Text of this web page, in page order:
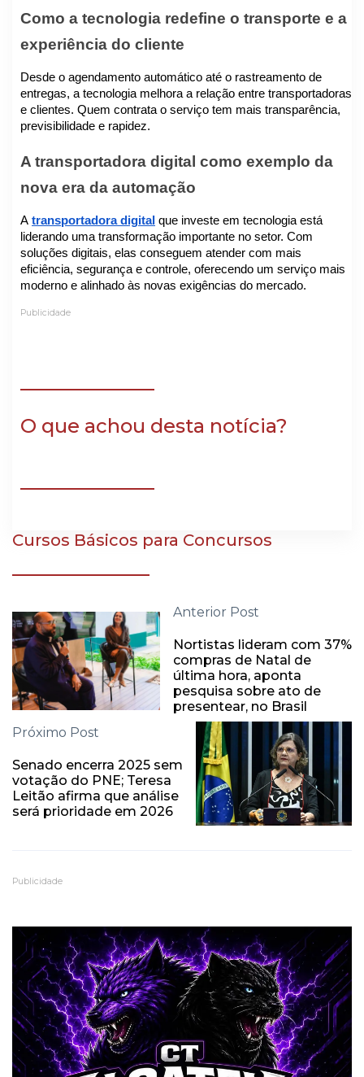
Como a tecnologia redefine o transporte e a
experiência do cliente
Desde o agendamento automático até o rastreamento de
entregas, a tecnologia melhora a relação entre transportadoras
e clientes. Quem contrata o serviço tem mais transparência,
previsibilidade e rapidez.
A transportadora digital como exemplo da
nova era da automação
A transportadora digital que investe em tecnologia está
liderando uma transformação importante no setor. Com
soluções digitais, elas conseguem atender com mais
eficiência, segurança e controle, oferecendo um serviço mais
moderno e alinhado às novas exigências do mercado.
Publicidade
O que achou desta notícia?
Cursos Básicos para Concursos
Anterior Post
Nortistas lideram com 37%
compras de Natal de
última hora, aponta
pesquisa sobre ato de
presentear, no Brasil
Próximo Post
Senado encerra 2025 sem
votação do PNE; Teresa
Leitão afirma que análise
será prioridade em 2026
Publicidade